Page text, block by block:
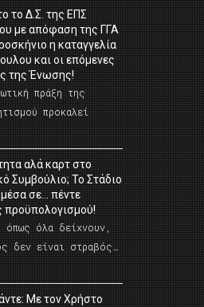
το Δ.Σ. της ΕΠΣ
με απόφαση της ΓΓΑ
η καταγγελία
και οι επόμενες
της Ένωσης!
πράξη της
προκαλεί
αλά καρτ στο
Συμβούλιο; Το Στάδιο
σε… πέντε
προϋπολογισμού!
όπως όλα δείχνουν,
δεν είναι στραβός…
Με τον Χρήστο